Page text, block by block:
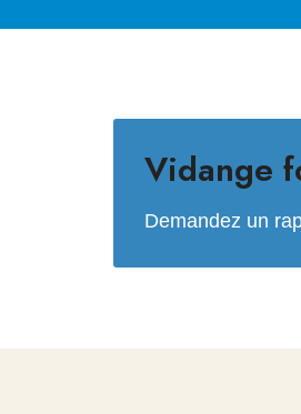
Vidange
Demandez un